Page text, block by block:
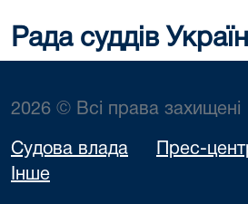
Рада суддів
2026 © Всі права захищені
Судова влада Прес-
Інше